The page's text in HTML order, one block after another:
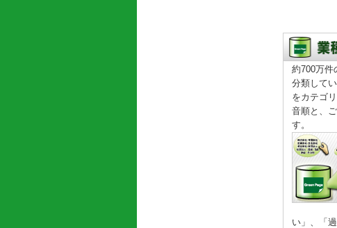
約700万件
分類して
をカテゴ
音順と、
す。
い」、「